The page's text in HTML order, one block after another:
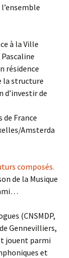
à la Ville
résidence
la structure
d’investir de
France
Amsterda
composés.
de la Musique
(CNSMDP,
Gennevilliers,
jouent parmi
et